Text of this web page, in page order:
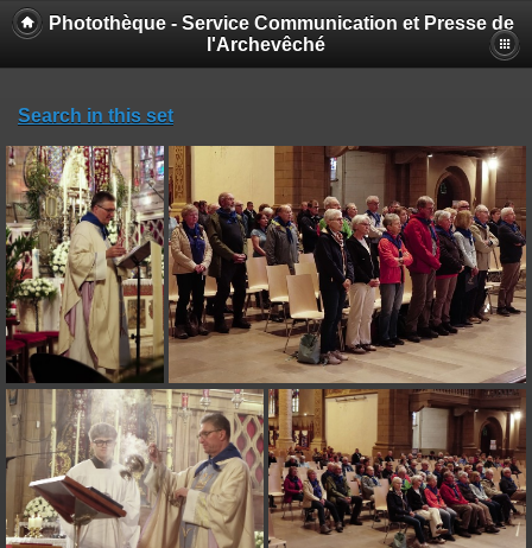
Photothèque - Service Communication et Presse de
l'Archevêché
Search in this set